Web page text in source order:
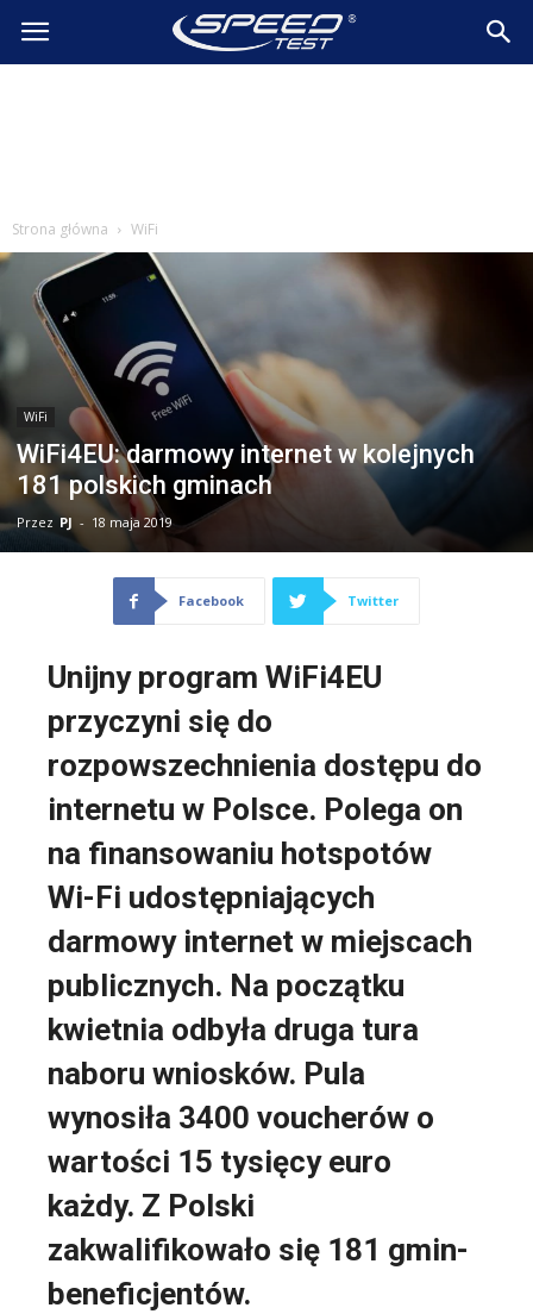
SpeedTest.pl
Strona główna WiFi
WiFi
WiFi4EU: darmowy internet w kolejnych
181 polskich gminach
Przez PJ - 18 maja 2019
Facebook Twitter
Unijny program WiFi4EU
przyczyni się do
rozpowszechnienia dostępu do
internetu w Polsce. Polega on
na finansowaniu hotspotów
Wi-Fi udostępniających
darmowy internet w miejscach
publicznych. Na początku
kwietnia odbyła druga tura
naboru wniosków. Pula
wynosiła 3400 voucherów o
wartości 15 tysięcy euro
każdy. Z Polski
zakwalifikowało się 181 gmin-
beneficjentów.